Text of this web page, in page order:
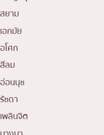
สยาม
เอกมัย
อโศก
สีลม
อ่อนนุช
รัชดา
เพลินจิต